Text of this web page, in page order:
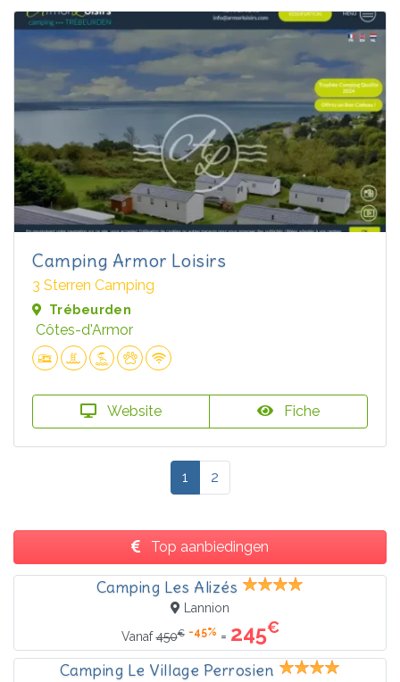
Camping Armor Loisirs
3 Sterren Camping
Trébeurden
Côtes-d'Armor
Website Fiche
1 2
Top aanbiedingen
Camping Les Alizés
Lannion
Vanaf450€ -45% = 245€
Camping Le Village Perrosien